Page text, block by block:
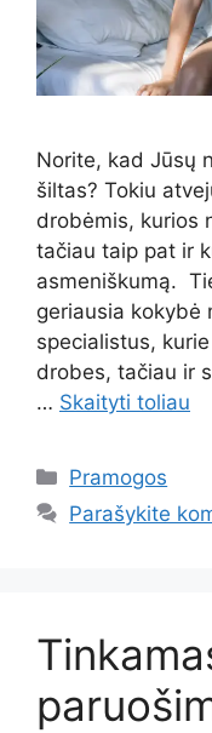
Norite, kad Jūsų
šiltas? Tokiu
drobėmis, kurios
tačiau taip pat ir
asmeniškumą.
geriausia kokybė
specialistus,
drobes, tačiau ir
… Skaityti toliau
Kategorijos
Pramogos
Parašykite